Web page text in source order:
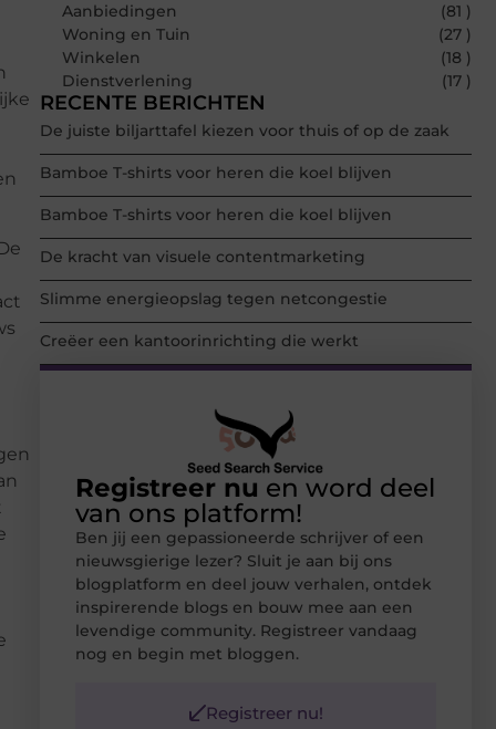
Aanbiedingen
(81 )
Woning en Tuin
(27 )
Winkelen
(18 )
Dienstverlening
(17 )
RECENTE BERICHTEN
De juiste biljarttafel kiezen voor thuis of op de zaak
Bamboe T-shirts voor heren die koel blijven
Bamboe T-shirts voor heren die koel blijven
De kracht van visuele contentmarketing
Slimme energieopslag tegen netcongestie
Creëer een kantoorinrichting die werkt
Registreer nu en word deel
van ons platform!
Ben jij een gepassioneerde schrijver of een
nieuwsgierige lezer? Sluit je aan bij ons
blogplatform en deel jouw verhalen, ontdek
inspirerende blogs en bouw mee aan een
levendige community. Registreer vandaag
nog en begin met bloggen.
Registreer nu!